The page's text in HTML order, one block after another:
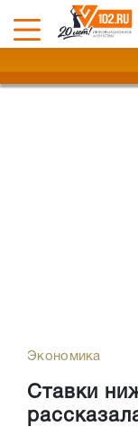
Экономика
Ставки